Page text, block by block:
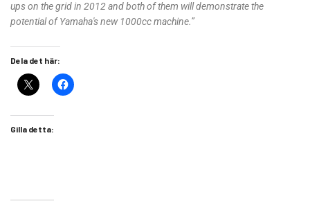
ups on the grid in 2012 and both of them will demonstrate the
potential of Yamaha's new 1000cc machine.”
Dela det här:
Gilla detta: